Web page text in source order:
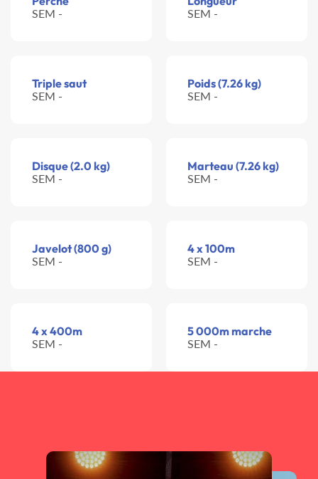
SEM - SEM -
Triple saut
SEM -
Poids (7.26 kg)
SEM -
Disque (2.0 kg)
SEM -
Marteau (7.26 kg)
SEM -
Javelot (800 g)
SEM -
4 x 100m
SEM -
4 x 400m
SEM -
5 000m marche
SEM -